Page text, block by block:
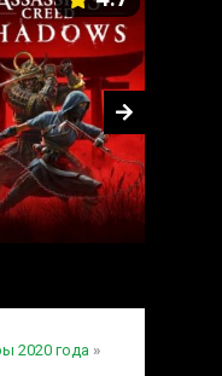
2020 года »